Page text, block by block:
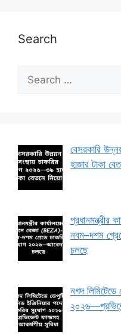
Search
for:
বেসরকারি
হাজার টাকা
প্রধানমন্ত্রীর
নবম–দশম
চলছে
নগদ লিমিটেডে